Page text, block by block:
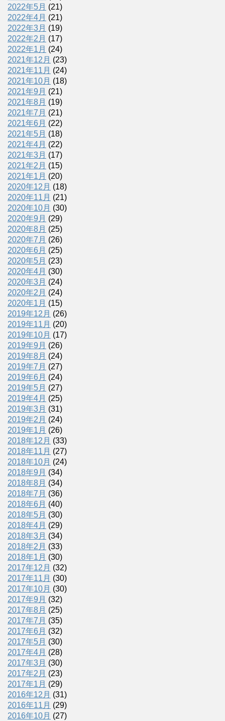
2022年5月 (21)
2022年4月 (21)
2022年3月 (19)
2022年2月 (17)
2022年1月 (24)
2021年12月 (23)
2021年11月 (24)
2021年10月 (18)
2021年9月 (21)
2021年8月 (19)
2021年7月 (21)
2021年6月 (22)
2021年5月 (18)
2021年4月 (22)
2021年3月 (17)
2021年2月 (15)
2021年1月 (20)
2020年12月 (18)
2020年11月 (21)
2020年10月 (30)
2020年9月 (29)
2020年8月 (25)
2020年7月 (26)
2020年6月 (25)
2020年5月 (23)
2020年4月 (30)
2020年3月 (24)
2020年2月 (24)
2020年1月 (15)
2019年12月 (26)
2019年11月 (20)
2019年10月 (17)
2019年9月 (26)
2019年8月 (24)
2019年7月 (27)
2019年6月 (24)
2019年5月 (27)
2019年4月 (25)
2019年3月 (31)
2019年2月 (24)
2019年1月 (26)
2018年12月 (33)
2018年11月 (27)
2018年10月 (24)
2018年9月 (34)
2018年8月 (34)
2018年7月 (36)
2018年6月 (40)
2018年5月 (30)
2018年4月 (29)
2018年3月 (34)
2018年2月 (33)
2018年1月 (30)
2017年12月 (32)
2017年11月 (30)
2017年10月 (30)
2017年9月 (32)
2017年8月 (25)
2017年7月 (35)
2017年6月 (32)
2017年5月 (30)
2017年4月 (28)
2017年3月 (30)
2017年2月 (23)
2017年1月 (29)
2016年12月 (31)
2016年11月 (29)
2016年10月 (27)